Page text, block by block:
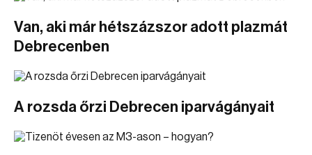
Van, aki már hétszázszor adott plazmát
Debrecenben
A rozsda őrzi Debrecen iparvágányait